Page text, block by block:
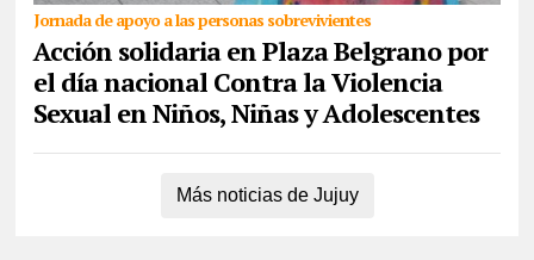
Jornada de apoyo a las personas sobrevivientes
Acción solidaria en Plaza Belgrano por
el día nacional Contra la Violencia
Sexual en Niños, Niñas y Adolescentes
Más noticias de Jujuy